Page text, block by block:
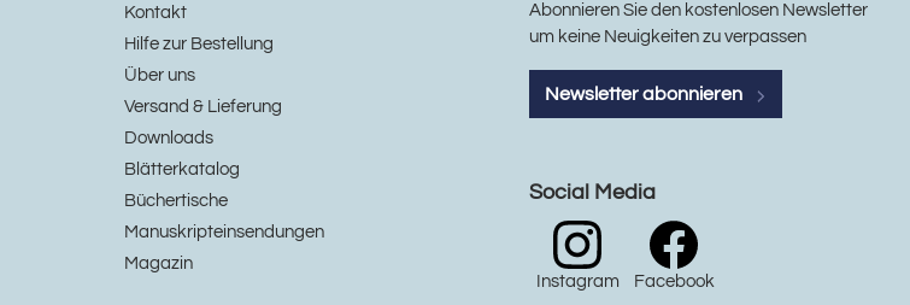
Kontakt
Hilfe zur Bestellung
Über uns
Versand & Lieferung
Downloads
Blätterkatalog
Büchertische
Manuskripteinsendungen
Magazin
Abonnieren Sie den kostenlosen Newsletter
um keine Neuigkeiten zu verpassen
Newsletter abonnieren
Social Media
Instagram Facebook